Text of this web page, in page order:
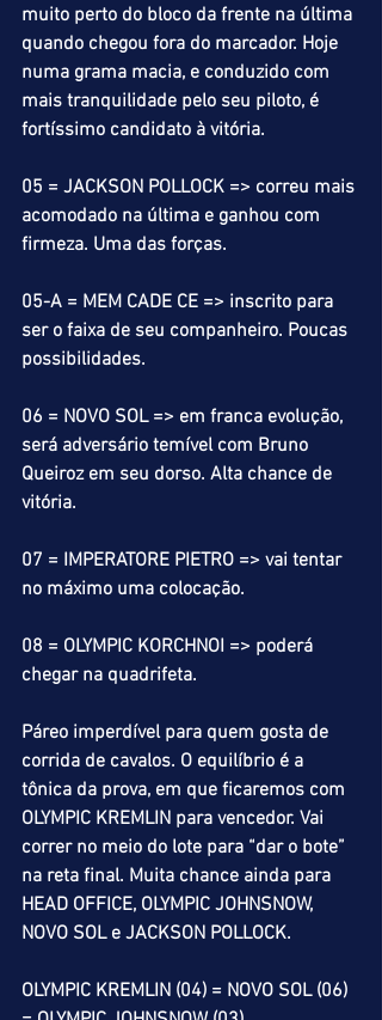
muito perto do bloco da frente na última
quando chegou fora do marcador. Hoje
numa grama macia, e conduzido com
mais tranquilidade pelo seu piloto, é
fortíssimo candidato à vitória.
05 = JACKSON POLLOCK => correu mais
acomodado na última e ganhou com
firmeza. Uma das forças.
05-A = MEM CADE CE => inscrito para
ser o faixa de seu companheiro. Poucas
possibilidades.
06 = NOVO SOL => em franca evolução,
será adversário temível com Bruno
Queiroz em seu dorso. Alta chance de
vitória.
07 = IMPERATORE PIETRO => vai tentar
no máximo uma colocação.
08 = OLYMPIC KORCHNOI => poderá
chegar na quadrifeta.
Páreo imperdível para quem gosta de
corrida de cavalos. O equilíbrio é a
tônica da prova, em que ficaremos com
OLYMPIC KREMLIN para vencedor. Vai
correr no meio do lote para “dar o bote”
na reta final. Muita chance ainda para
HEAD OFFICE, OLYMPIC JOHNSNOW,
NOVO SOL e JACKSON POLLOCK.
OLYMPIC KREMLIN (04) = NOVO SOL (06)